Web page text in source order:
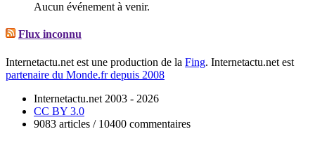
Aucun événement à venir.
Flux inconnu
Internetactu.net est une production de la Fing. Internetactu.net est
partenaire du Monde.fr depuis 2008
Internetactu.net 2003 - 2026
CC BY 3.0
9083 articles / 10400 commentaires